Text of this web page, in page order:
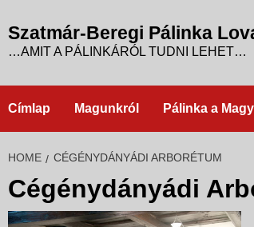
to
content
Szatmár-Beregi Pálinka
…AMIT A PÁLINKÁRÓL TUDNI LEHET…
Címlap Magunkról Pálinka a
HOME CÉGÉNYDÁNYÁDI ARBORÉTUM
Cégénydányádi